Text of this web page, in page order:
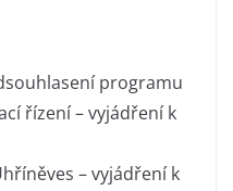
programu
řízení – vyjádření k
– vyjádření k